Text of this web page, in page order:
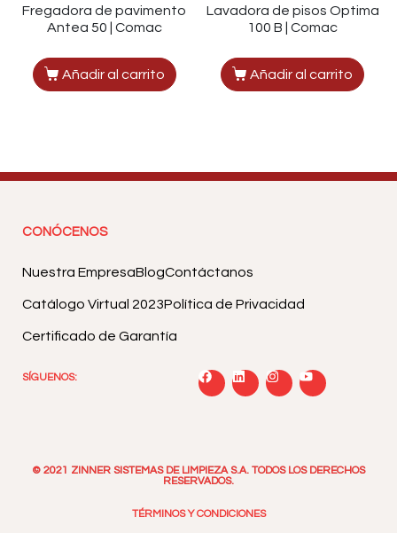
Fregadora de pavimento
Antea 50 | Comac
Añadir al carrito
Lavadora de pisos Optima
100 B | Comac
Añadir al carrito
CONÓCENOS
Nuestra EmpresaBlogContáctanos
Catálogo Virtual 2023Política de Privacidad
Certificado de Garantía
SÍGUENOS:
© 2021 ZINNER SISTEMAS DE LIMPIEZA S.A. TODOS LOS DERECHOS
RESERVADOS.
TÉRMINOS Y CONDICIONES